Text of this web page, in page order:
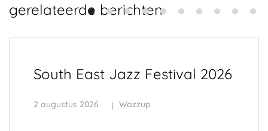
gerelateerde berichten
South East Jazz Festival 2026
2 augustus 2026 Wazzup